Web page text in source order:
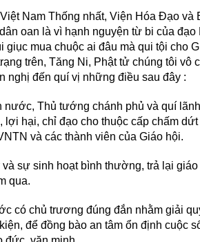
Nam Thống nhất, Viện Hóa Đạo
oan là vì hạnh nguyện từ bi của
giục mua chuộc ai đâu mà qui tội cho
trên, Tăng Ni, Phật tử chúng tôi vô
nghị đến quí vị những điều sau đây :
nước, Thủ tướng chánh phủ và quí
lợi hại, chỉ đạo cho thuộc cấp chấm
và các thành viên của Giáo hội.
và sự sinh hoạt bình thường, trả lại
qua.
có chủ trương đúng đắn nhằm giải
để đồng bào an tâm ổn định cuộc